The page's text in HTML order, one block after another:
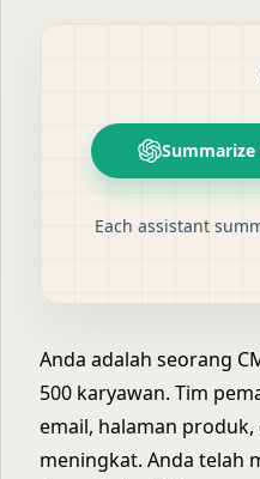
Summarize
Each assistant
Anda adalah seorang
500 karyawan. Tim
email, halaman
meningkat. Anda telah